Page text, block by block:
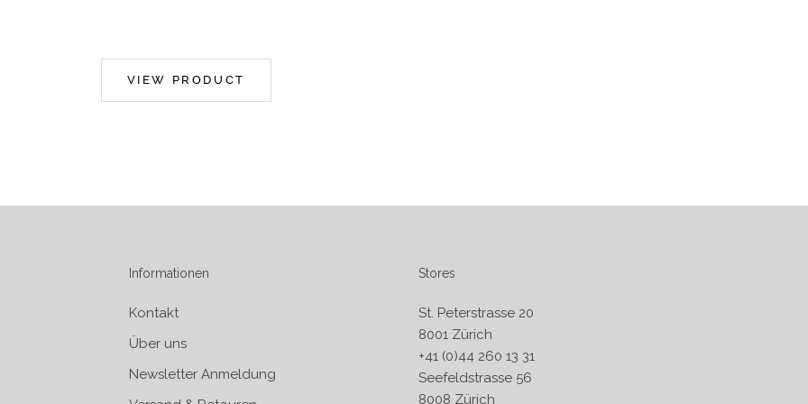
VIEW PRODUCT
Informationen
Kontakt
Über uns
Newsletter Anmeldung
Stores
St. Peterstrasse 20
8001 Zürich
+41 (0)44 260 13 31
Seefeldstrasse 56
8008 Zürich